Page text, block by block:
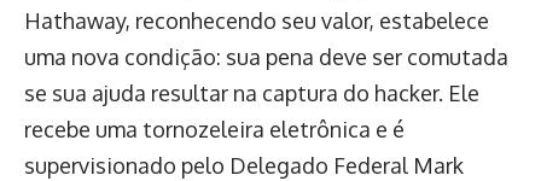
Hathaway, reconhecendo seu valor, estabelece
uma nova condição: sua pena deve ser comutada
se sua ajuda resultar na captura do hacker. Ele
recebe uma tornozeleira eletrônica e é
supervisionado pelo Delegado Federal Mark